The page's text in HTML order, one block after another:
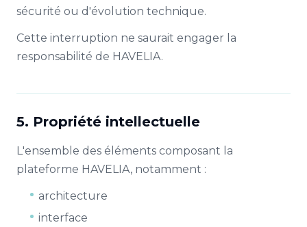
sécurité ou d'évolution technique.
Cette interruption ne saurait engager la
responsabilité de HAVELIA.
5. Propriété intellectuelle
L'ensemble des éléments composant la
plateforme HAVELIA, notamment :
architecture
interface